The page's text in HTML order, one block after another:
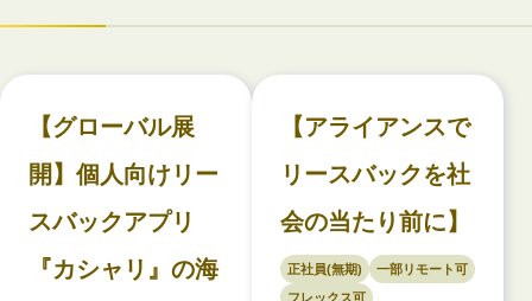
【グローバル展
開】個人向けリー
スバックアプリ
『カシャリ』の海
【アライアンスで
リースバックを社
会の当たり前に】
正社員(無期)
一部リモート可
フレックス可